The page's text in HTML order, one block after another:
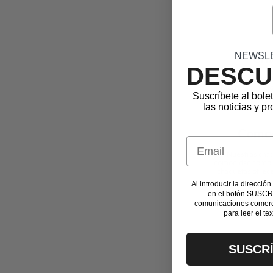
¿Estás buscando
fuerte
Nuestras
comodidad
chaquetas
No solo son
modernas.
Suscríbete al
las noticias y
Email
Al introducir la
en el botón
comunicaciones
para leer el